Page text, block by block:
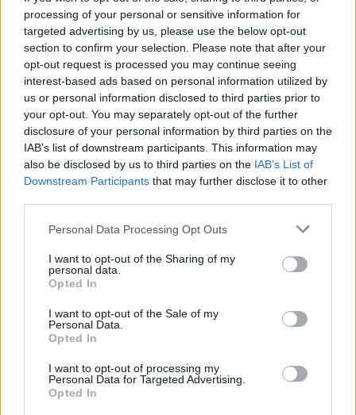
processing of your personal or sensitive information for
targeted advertising by us, please use the below opt-out
section to confirm your selection. Please note that after your
opt-out request is processed you may continue seeing
interest-based ads based on personal information utilized by
us or personal information disclosed to third parties prior to
your opt-out. You may separately opt-out of the further
disclosure of your personal information by third parties on the
IAB’s list of downstream participants. This information may
also be disclosed by us to third parties on the IAB’s List of
Downstream Participants that may further disclose it to other
Personal Data Processing Opt Outs
I want to opt-out of the Sharing of my
personal data.
Opted In
I want to opt-out of the Sale of my
Personal Data.
Opted In
I want to opt-out of processing my
Personal Data for Targeted Advertising.
Opted In